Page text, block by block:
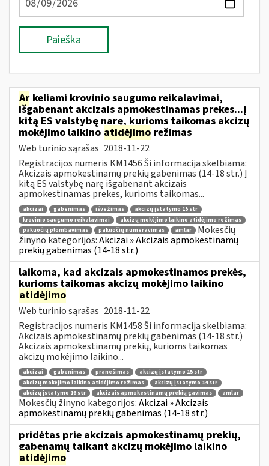
Paieška
Ar keliami krovinio saugumo reikalavimai,
išgabenant akcizais apmokestinamas prekes...į
kitą ES valstybę narę, kurioms taikomas akcizų
mokėjimo laikino atidėjimo režimas
Web turinio sąrašas 2018-11-22
Registracijos numeris KM1456 Ši informacija skelbiama:
Akcizais apmokestinamų prekių gabenimas (14-18 str.) Į
kitą ES valstybę narę išgabenant akcizais
apmokestinamas prekes, kurioms taikomas...
akcizai gabenimas išvežimas
akcizų įstatymo 15 str
krovinio saugumo reikalavimai
akcizų mokėjimo laikino atidėjimo režimas
pakuočių plombavimas
pakuočių numeravimas amlar
Mokesčių
žinyno kategorijos:Akcizai » Akcizais apmokestinamų
prekių gabenimas (14-18 str.)
laikoma, kad akcizais apmokestinamos prekės,
kurioms taikomas akcizų mokėjimo laikino
atidėjimo
Web turinio sąrašas 2018-11-22
Registracijos numeris KM1458 Ši informacija skelbiama:
Akcizais apmokestinamų prekių gabenimas (14-18 str.)
Akcizais apmokestinamų prekių, kurioms taikomas
akcizų mokėjimo laikino...
akcizai gabenimas pranešimas
akcizų įstatymo 15 str
akcizų mokėjimo laikino atidėjimo režimas
akcizų įstatymo 14 str
akcizų įstatymo 16 str
akcizais apmokestinamų prekių gavimas amlar
Mokesčių žinyno kategorijos:Akcizai » Akcizais
apmokestinamų prekių gabenimas (14-18 str.)
pridėtas prie akcizais apmokestinamų prekių,
gabenamų taikant akcizų mokėjimo laikino
atidėjimo